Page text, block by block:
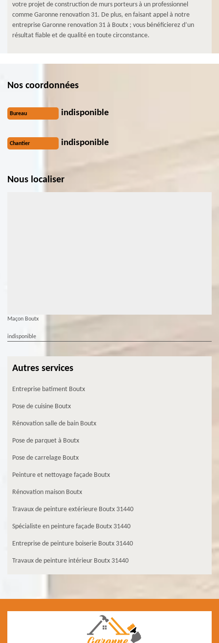
votre projet de construction de murs porteurs à un professionnel
comme Garonne renovation 31. De plus, en faisant appel à notre
entreprise Garonne renovation 31 à Boutx ; vous bénéficierez d’un
résultat fiable et de qualité en toute circonstance.
Nos coordonnées
Bureau indisponible
Chantier indisponible
Nous localiser
Maçon Boutx
indisponible
Autres services
Entreprise batiment Boutx
Pose de cuisine Boutx
Rénovation salle de bain Boutx
Pose de parquet à Boutx
Pose de carrelage Boutx
Peinture et nettoyage façade Boutx
Rénovation maison Boutx
Travaux de peinture extérieure Boutx 31440
Spécialiste en peinture façade Boutx 31440
Entreprise de peinture boiserie Boutx 31440
Travaux de peinture intérieur Boutx 31440